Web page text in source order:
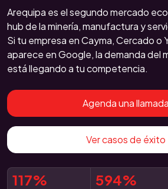
Arequipa es el segundo mercado
hub de la minería, manufactura y
Si tu empresa en Cayma, Cercado o
aparece en Google, la demanda del
está llegando a tu competencia.
Agenda una llamada
Ver casos de éxito
117% 594%